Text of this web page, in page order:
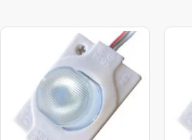
12V DC
INPUT VOLATGE